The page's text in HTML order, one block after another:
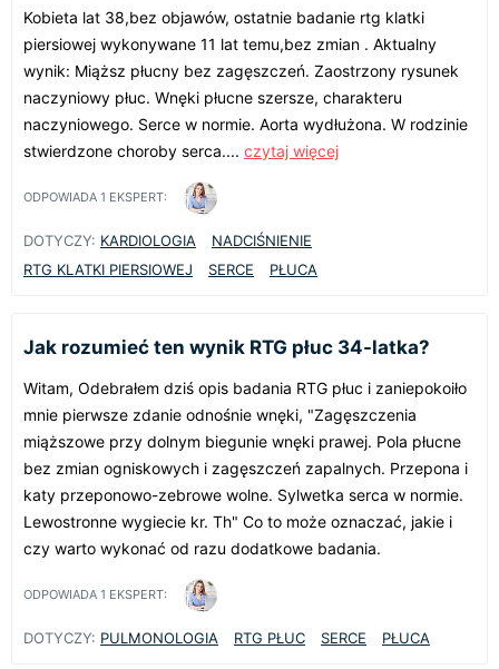
Kobieta lat 38,bez objawów, ostatnie badanie rtg klatki
piersiowej wykonywane 11 lat temu,bez zmian . Aktualny
wynik: Miąższ płucny bez zagęszczeń. Zaostrzony rysunek
naczyniowy płuc. Wnęki płucne szersze, charakteru
naczyniowego. Serce w normie. Aorta wydłużona. W rodzinie
stwierdzone choroby serca.... czytaj więcej
ODPOWIADA 1 EKSPERT:
DOTYCZY: KARDIOLOGIA
NADCIŚNIENIE
RTG KLATKI PIERSIOWEJ
SERCE PŁUCA
Jak rozumieć ten wynik RTG płuc 34-latka?
Witam, Odebrałem dziś opis badania RTG płuc i zaniepokoiło
mnie pierwsze zdanie odnośnie wnęki, "Zagęszczenia
miąższowe przy dolnym biegunie wnęki prawej. Pola płucne
bez zmian ogniskowych i zagęszczeń zapalnych. Przepona i
katy przeponowo-zebrowe wolne. Sylwetka serca w normie.
Lewostronne wygiecie kr. Th" Co to może oznaczać, jakie i
czy warto wykonać od razu dodatkowe badania.
ODPOWIADA 1 EKSPERT:
DOTYCZY: PULMONOLOGIA RTG PŁUC SERCE PŁUCA